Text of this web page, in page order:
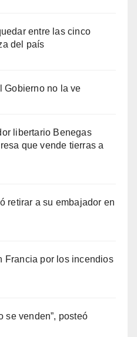
entre las cinco
del país
Gobierno no la ve
libertario Benegas
que vende tierras a
retirar a su embajador en
Francia por los incendios
se venden”, posteó